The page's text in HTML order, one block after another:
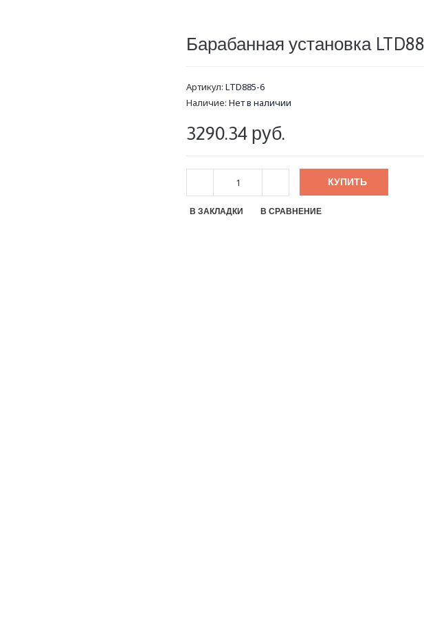
Барабанная установка
Артикул:LTD885-6
Наличие:Нет в наличии
3290.34 руб.
КУПИТЬ
В ЗАКЛАДКИ В СРАВНЕНИЕ